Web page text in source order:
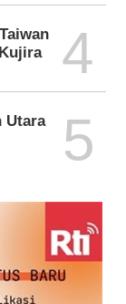
4
Utara
5